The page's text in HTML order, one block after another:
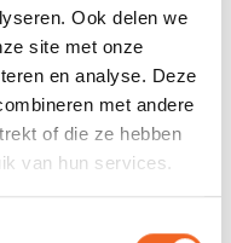
Ook delen we
site met onze
en analyse. Deze
met andere
of die ze hebben
van hun services.